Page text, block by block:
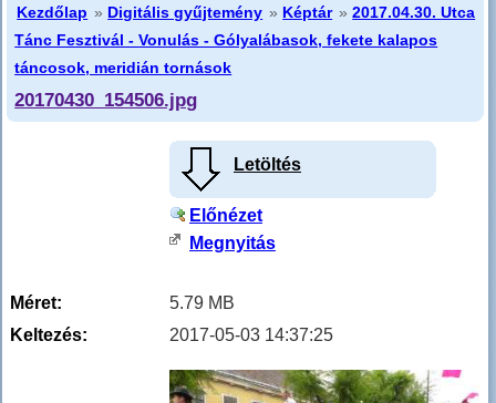
Kezdőlap » Digitális gyűjtemény » Képtár »2017.04.30. Utca
Tánc Fesztivál - Vonulás - Gólyalábasok, fekete kalapos
táncosok, meridián tornások
20170430_154506.jpg
Letöltés
Előnézet
Megnyitás
Méret:
5.79 MB
Keltezés:
2017-05-03 14:37:25